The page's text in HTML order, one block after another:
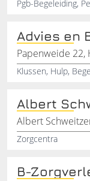
Advies en
Papenweide 22,
Albert
Albert
Zorgcentra
B-